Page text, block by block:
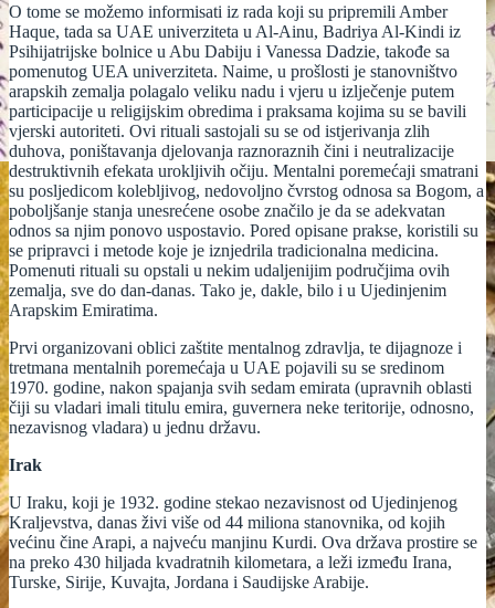
O tome se možemo informisati iz rada koji su pripremili Amber
Haque, tada sa UAE univerziteta u Al-Ainu, Badriya Al-Kindi iz
Psihijatrijske bolnice u Abu Dabiju i Vanessa Dadzie, takođe sa
pomenutog UEA univerziteta. Naime, u prošlosti je stanovništvo
arapskih zemalja polagalo veliku nadu i vjeru u izlječenje putem
participacije u religijskim obredima i praksama kojima su se bavili
vjerski autoriteti. Ovi rituali sastojali su se od istjerivanja zlih
duhova, poništavanja djelovanja raznoraznih čini i neutralizacije
destruktivnih efekata urokljivih očiju. Mentalni poremećaji smatrani
su posljedicom kolebljivog, nedovoljno čvrstog odnosa sa Bogom, a
poboljšanje stanja unesrećene osobe značilo je da se adekvatan
odnos sa njim ponovo uspostavio. Pored opisane prakse, koristili su
se pripravci i metode koje je iznjedrila tradicionalna medicina.
Pomenuti rituali su opstali u nekim udaljenijim područjima ovih
zemalja, sve do dan-danas. Tako je, dakle, bilo i u Ujedinjenim
Arapskim Emiratima.
Prvi organizovani oblici zaštite mentalnog zdravlja, te dijagnoze i
tretmana mentalnih poremećaja u UAE pojavili su se sredinom
1970. godine, nakon spajanja svih sedam emirata (upravnih oblasti
čiji su vladari imali titulu emira, guvernera neke teritorije, odnosno,
nezavisnog vladara) u jednu državu.
Irak
U Iraku, koji je 1932. godine stekao nezavisnost od Ujedinjenog
Kraljevstva, danas živi više od 44 miliona stanovnika, od kojih
većinu čine Arapi, a najveću manjinu Kurdi. Ova država prostire se
na preko 430 hiljada kvadratnih kilometara, a leži između Irana,
Turske, Sirije, Kuvajta, Jordana i Saudijske Arabije.